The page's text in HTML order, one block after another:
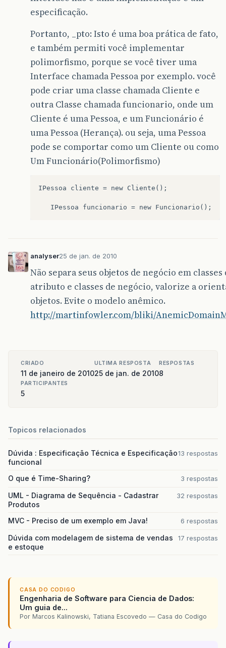
especificação.
Portanto, _pto: Isto é uma boa prática de fato,
e também permiti você implementar
polimorfismo, porque se você tiver uma
Interface chamada Pessoa por exemplo. você
pode criar uma classe chamada Cliente e
outra Classe chamada funcionario, onde um
Cliente é uma Pessoa, e um Funcionário é
uma Pessoa (Herança). ou seja, uma Pessoa
pode se comportar como um Cliente ou como
Um Funcionário(Polimorfismo)
IPessoa cliente = new Cliente();
analyser25 de jan. de 2010
Não separa seus objetos de negócio em classes
atributo e classes de negócio, valorize a
objetos. Evite o modelo anêmico.
http://martinfowler.com/bliki/
CRIADO
11 de janeiro de 2010
ULTIMA RESPOSTA
25 de jan. de 2010
RESPOSTAS
8
PARTICIPANTES
5
Topicos relacionados
Dúvida : Especificação Técnica e Especificação
funcional
13 respostas
O que é Time-Sharing? 3 respostas
UML - Diagrama de Sequência - Cadastrar
Produtos
32 respostas
MVC - Preciso de um exemplo em Java! 6 respostas
Dúvida com modelagem de sistema de vendas
e estoque
17 respostas
CASA DO CODIGO
Engenharia de Software para Ciencia de Dados:
Um guia de...
Por Marcos Kalinowski, Tatiana Escovedo — Casa do Codigo